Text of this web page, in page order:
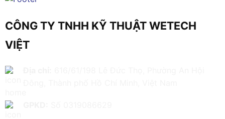
CÔNG TY TNHH KỸ THUẬT WETECH
VIỆT